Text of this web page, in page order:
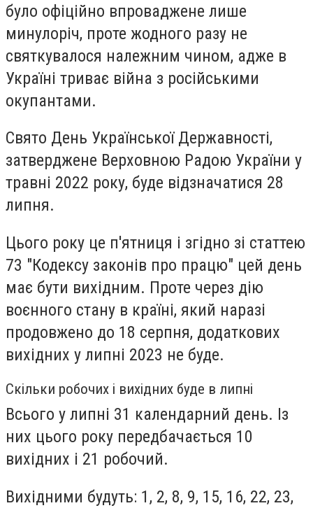
було офіційно впроваджене лише
минулоріч, проте жодного разу не
святкувалося належним чином, адже в
Україні триває війна з російськими
окупантами.
Свято День Української Державності,
затверджене Верховною Радою України у
травні 2022 року, буде відзначатися 28
липня.
Цього року це п'ятниця і згідно зі статтею
73 "Кодексу законів про працю" цей день
має бути вихідним. Проте через дію
воєнного стану в країні, який наразі
продовжено до 18 серпня, додаткових
вихідних у липні 2023 не буде.
Скільки робочих і вихідних буде в липні
Всього у липні 31 календарний день. Із
них цього року передбачається 10
вихідних і 21 робочий.
Вихідними будуть: 1, 2, 8, 9, 15, 16, 22, 23,